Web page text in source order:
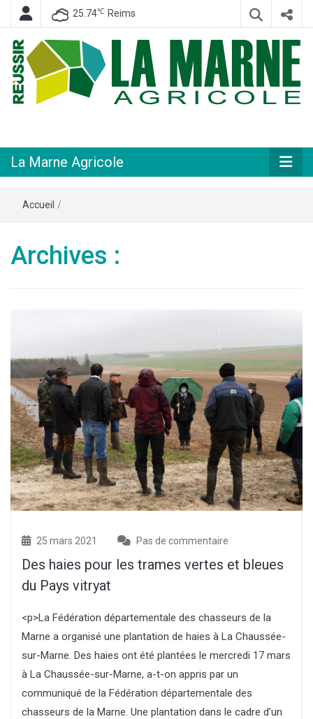
25.74℃ Reims
Agricole
La Marne Agricole
Accueil /
Archives :
25 mars 2021 Pas de commentaire
Des haies pour les trames vertes et bleues
du Pays vitryat
<p>La Fédération départementale des chasseurs de la
Marne a organisé une plantation de haies à La Chaussée-
sur-Marne. Des haies ont été plantées le mercredi 17 mars
à La Chaussée-sur-Marne, a-t-on appris par un
communiqué de la Fédération départementale des
chasseurs de la Marne. Une plantation dans le cadre d’un